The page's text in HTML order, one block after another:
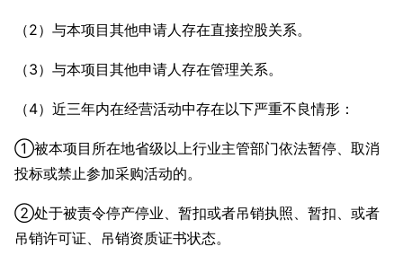
（2）与本项目其他申请人存在直接控股关系。
（3）与本项目其他申请人存在管理关系。
（4）近三年内在经营活动中存在以下严重不良情形：
①被本项目所在地省级以上行业主管部门依法暂停、取消
投标或禁止参加采购活动的。
②处于被责令停产停业、暂扣或者吊销执照、暂扣、或者
吊销许可证、吊销资质证书状态。